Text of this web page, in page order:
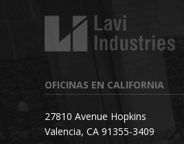
OFICINAS EN CALIFORNIA
27810 Avenue Hopkins
Valencia, CA 91355-3409